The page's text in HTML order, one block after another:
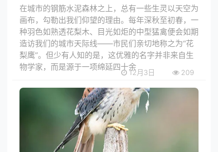
在城市的钢筋水泥森林之上，总有一些生灵以天空为
画布，勾勒出我们仰望的理由。每年深秋至初春，一
种羽色如熟透花梨木、目光如炬的中型猛禽便会如期
造访我们的城市天际线——市民们亲切地称之为“花
梨鹰”。但少有人知的是，这优雅的名字并非来自生
物学家，而是源于一项绵延四十余
12月3日 209